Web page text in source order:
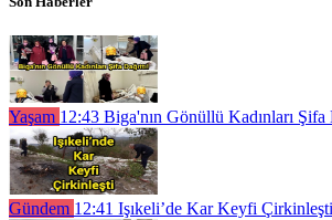
Yaşam 12:43 Biga'nın Gönüllü Kadınları Şifa
Gündem 12:41 Işıkeli’de Kar Keyfi Çirkinleşti